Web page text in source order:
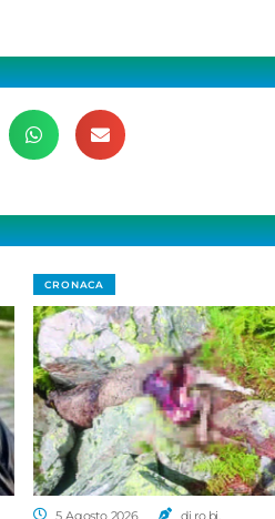
CRONACA
5 Agosto 2026
di ro.bi.